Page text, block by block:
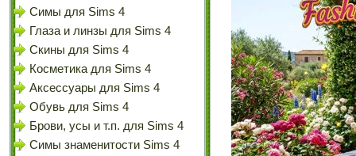
Симы для Sims 4
Глаза и линзы для Sims 4
Скины для Sims 4
Косметика для Sims 4
Аксессуары для Sims 4
Обувь для Sims 4
Брови, усы и т.п. для Sims 4
Симы знаменитости Sims 4